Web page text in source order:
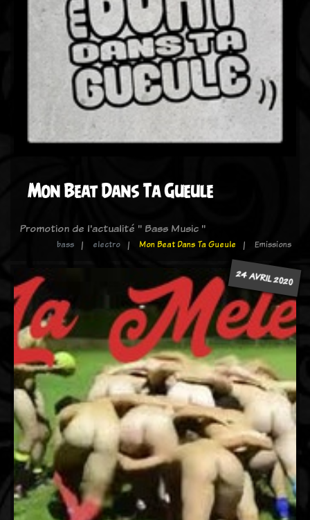
Mon Beat Dans Ta Gueule
Promotion de l'actualité " Bass Music "
bass electro Mon Beat Dans Ta Gueule Emissions
24 AVRIL 2020